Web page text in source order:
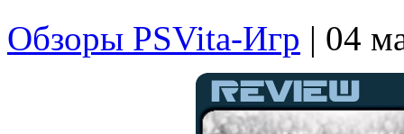
Обзоры PSVita-Игр | 04